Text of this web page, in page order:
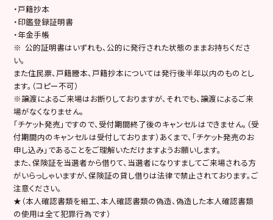
・戸籍抄本
・印鑑登録証明書
・年金手帳
※ 公的証明書はいずれも、公的に発行された状態のままお持ちくださ
い。
また住民票、戸籍謄本、戸籍抄本については発行後半年以内のものとし
ます。（コピー不可）
※譲渡によるご来場はお断りしておりますが、それでも、譲渡によるご来
場がなくなりません。
「チケット発売」ですので、受付期間終了後のキャンセルはできません。（受
付期間内のキャンセルは受付しております）あくまで、「チケット発売のお
申し込み」であることをご理解いただけますようお願いします。
また、保険証を当選者から借りて、当選者になりすましてご来場される方
がいらっしゃいますが、保険証の貸し借りは法律で禁止されております。ご
注意ください。
★（本人確認書類を細工、本人確認書類の偽造、偽造した本人確認書類
の使用は全て犯罪行為です）